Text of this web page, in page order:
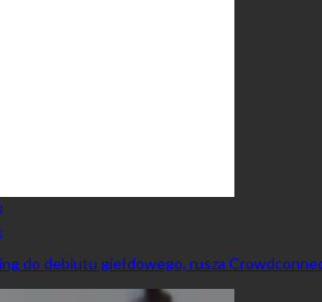
do debiutu giełdowego, rusza